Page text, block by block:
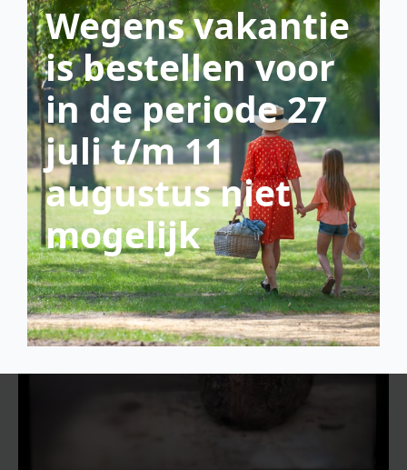
scroll down
eerste tafel op het terras
Wegens vakantie
is bestellen voor
in de periode 27
juli t/m 11
augustus niet
mogelijk